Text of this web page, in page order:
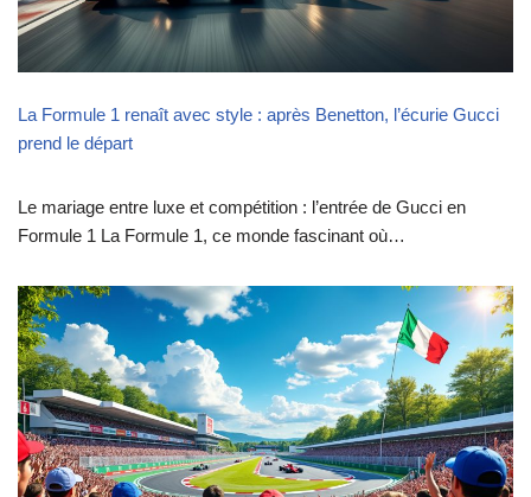
La Formule 1 renaît avec style : après Benetton, l’écurie Gucci
prend le départ
Le mariage entre luxe et compétition : l’entrée de Gucci en
Formule 1 La Formule 1, ce monde fascinant où…